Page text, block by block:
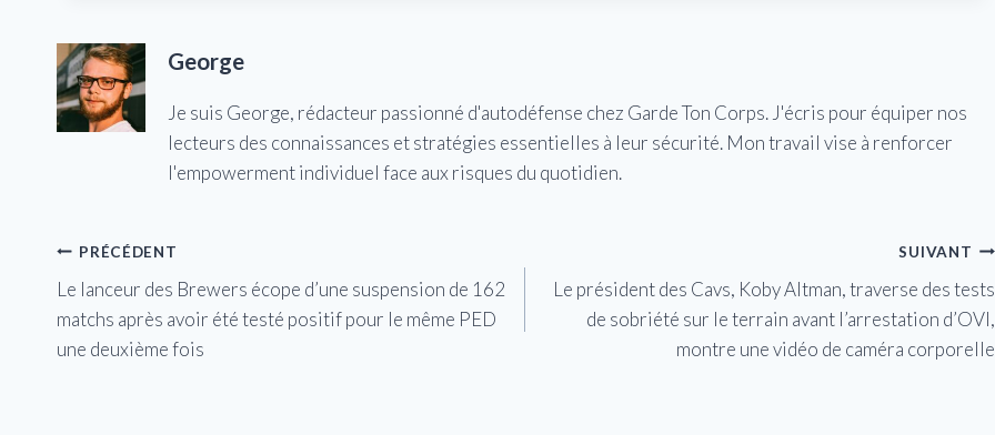
George
Je suis George, rédacteur passionné d'autodéfense chez Garde Ton Corps. J'écris pour équiper nos
lecteurs des connaissances et stratégies essentielles à leur sécurité. Mon travail vise à renforcer
l'empowerment individuel face aux risques du quotidien.
Navigation
de
l’article
PRÉCÉDENT
Le lanceur des Brewers écope d’une suspension de 162
matchs après avoir été testé positif pour le même PED
une deuxième fois
SUIVANT
Le président des Cavs, Koby Altman, traverse des tests
de sobriété sur le terrain avant l’arrestation d’OVI,
montre une vidéo de caméra corporelle